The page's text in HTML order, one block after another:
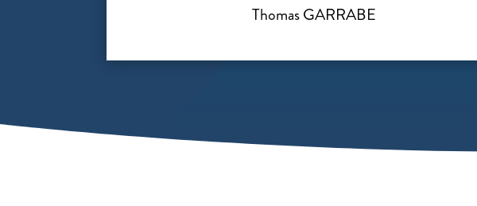
Thomas GARRABE